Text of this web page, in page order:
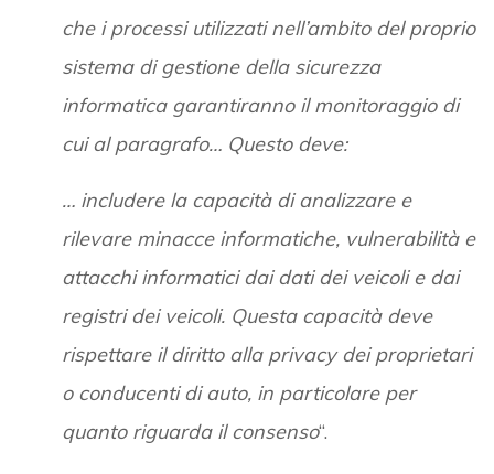
che i processi utilizzati nell’ambito del proprio
sistema di gestione della sicurezza
informatica garantiranno il monitoraggio di
cui al paragrafo… Questo deve:
… includere la capacità di analizzare e
rilevare minacce informatiche, vulnerabilità e
attacchi informatici dai dati dei veicoli e dai
registri dei veicoli. Questa capacità deve
rispettare il diritto alla privacy dei proprietari
o conducenti di auto, in particolare per
quanto riguarda il consenso“.